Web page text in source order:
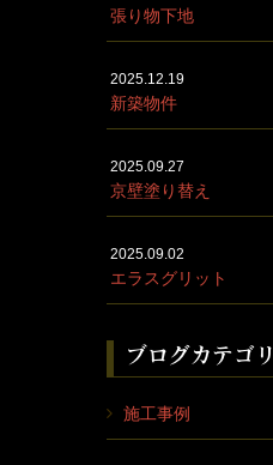
張り物下地
2025.12.19
新築物件
2025.09.27
京壁塗り替え
2025.09.02
エラスグリット
ブログカテゴリ
施工事例